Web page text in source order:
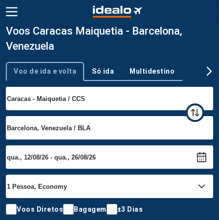
Voos Caracas Maiquetia - Barcelona,
Venezuela
Tipo de viagem
Voo de ida e volta Só ida Multidestino
Voos Diretos Bagagem ±3 Dias